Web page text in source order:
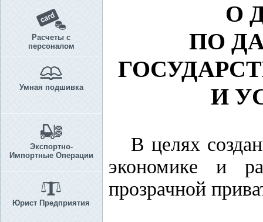
Расчеты с
персоналом
Умная подшивка
Экспортно-
Импортные Операции
Юрист Предприятия
О
ПО
И
В целях
экономике и
прозрачной